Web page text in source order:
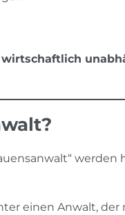
werden
einen Anwalt, der